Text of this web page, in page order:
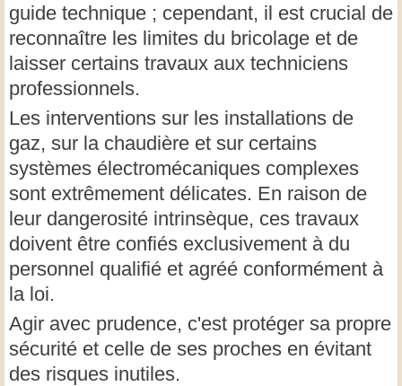
guide technique ; cependant, il est crucial de
reconnaître les limites du bricolage et de
laisser certains travaux aux techniciens
professionnels.
Les interventions sur les installations de
gaz, sur la chaudière et sur certains
systèmes électromécaniques complexes
sont extrêmement délicates. En raison de
leur dangerosité intrinsèque, ces travaux
doivent être confiés exclusivement à du
personnel qualifié et agréé conformément à
la loi.
Agir avec prudence, c'est protéger sa propre
sécurité et celle de ses proches en évitant
des risques inutiles.